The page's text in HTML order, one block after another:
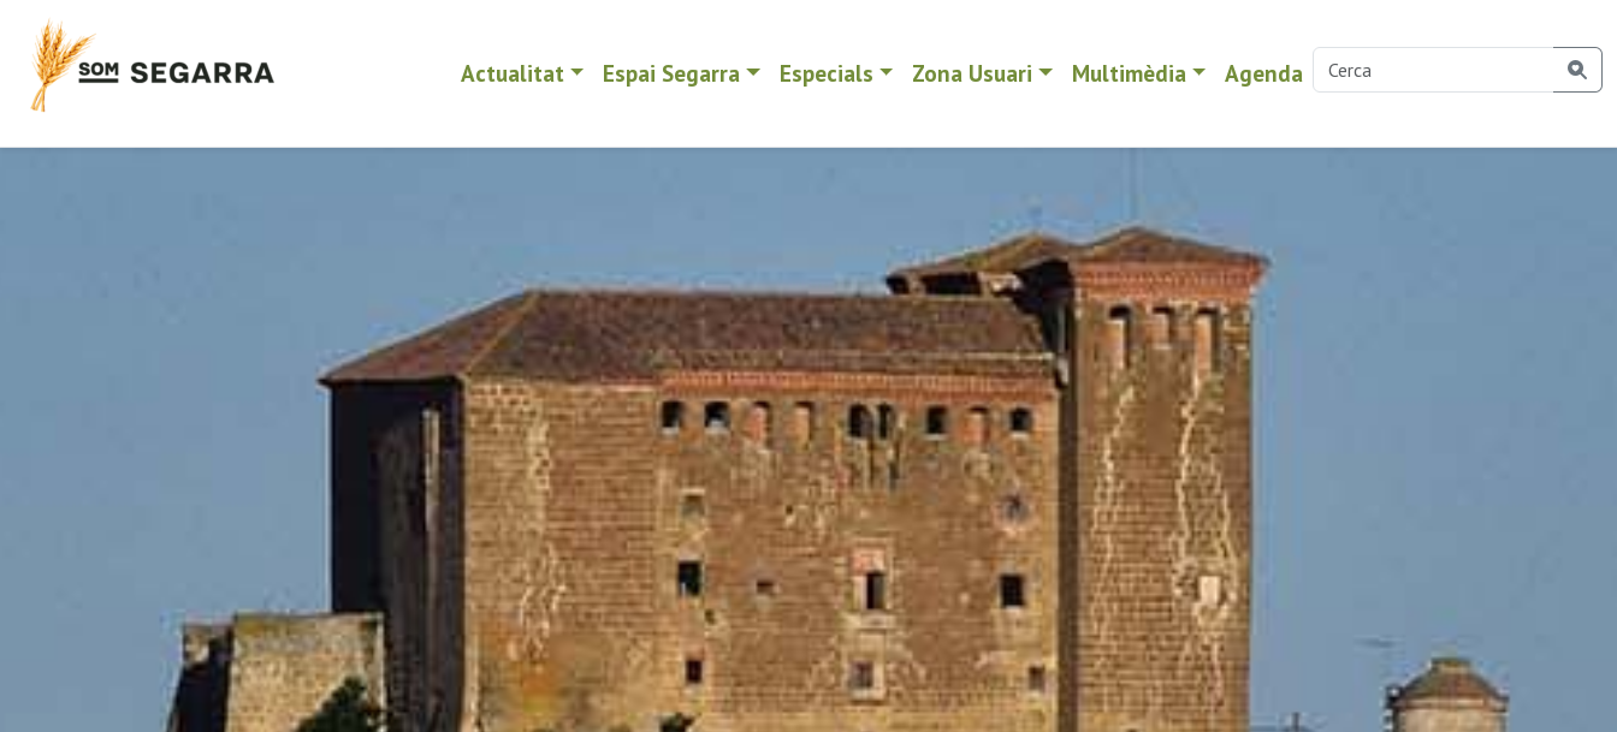
Actualitat Espai Segarra Especials Zona Usuari Multimèdia Agenda